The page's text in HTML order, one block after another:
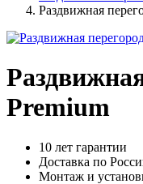
Раздвижная
Premium
10 лет гарантии
Доставка по
Монтаж и